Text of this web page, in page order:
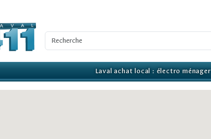
Laval achat local : électro ménager